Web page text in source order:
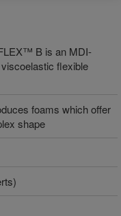
B is an MDI-
flexible
foams which offer
shape